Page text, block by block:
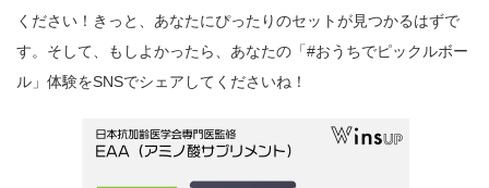
ください！きっと、あなたにぴったりのセットが見つかるはずで
す。そして、もしよかったら、あなたの「#おうちでピックルボー
ル」体験をSNSでシェアしてくださいね！